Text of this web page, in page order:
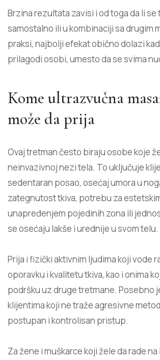
Brzina rezultata zavisi i od toga da li se
samostalno ili u kombinaciji sa drugim
praksi, najbolji efekat obično dolazi
prilagodi osobi, umesto da se svima
Kome ultrazvučna
može da prija
Ovaj tretman često biraju osobe koje
neinvazivnoj nezi tela. To uključuje
sedentaran posao, osećaj umora u
zategnutost tkiva, potrebu za
unapređenjem pojedinih zona ili
se osećaju lakše i urednije u svom telu.
Prija i fizički aktivnim ljudima koji vode
oporavku i kvalitetu tkiva, kao i onima
podršku uz druge tretmane. Posebno
klijentima koji ne traže agresivne
postupan i kontrolisan pristup.
Za žene i muškarce koji žele da rade